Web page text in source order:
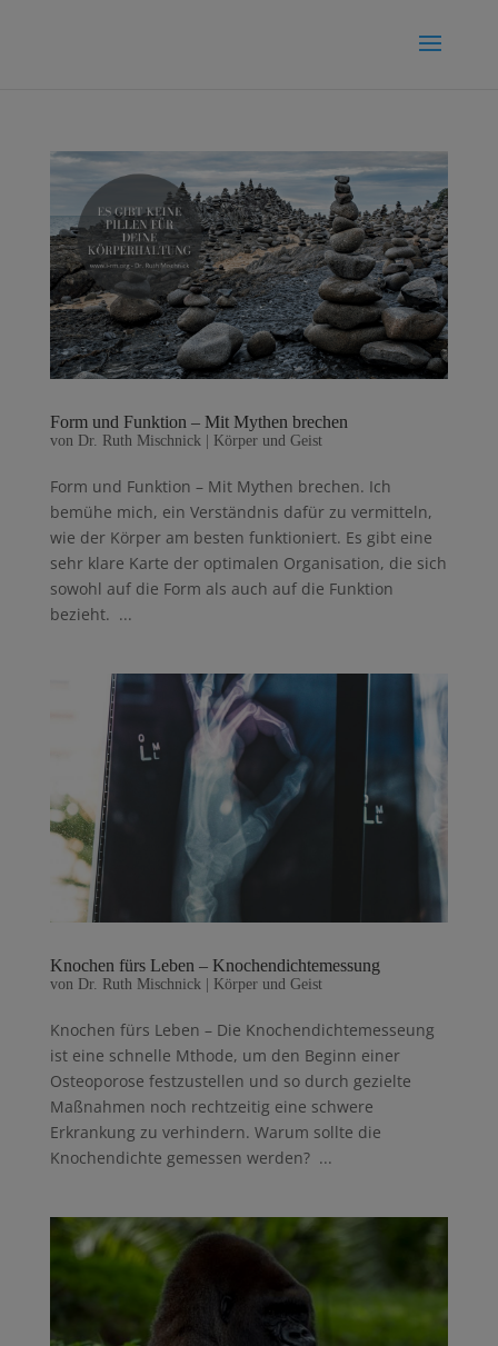
Form und Funktion – Mit Mythen brechen
von Dr. Ruth Mischnick Körper und Geist
Form und Funktion – Mit Mythen brechen. Ich
bemühe mich, ein Verständnis dafür zu vermitteln,
wie der Körper am besten funktioniert. Es gibt eine
sehr klare Karte der optimalen Organisation, die sich
sowohl auf die Form als auch auf die Funktion
bezieht. ...
Knochen fürs Leben – Knochendichtemessung
von Dr. Ruth Mischnick Körper und Geist
Knochen fürs Leben – Die Knochendichtemesseung
ist eine schnelle Mthode, um den Beginn einer
Osteoporose festzustellen und so durch gezielte
Maßnahmen noch rechtzeitig eine schwere
Erkrankung zu verhindern. Warum sollte die
Knochendichte gemessen werden? ...